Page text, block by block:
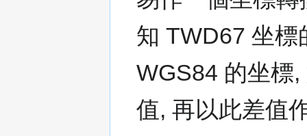
知 TWD67 坐標
WGS84 的坐標
值, 再以此差值